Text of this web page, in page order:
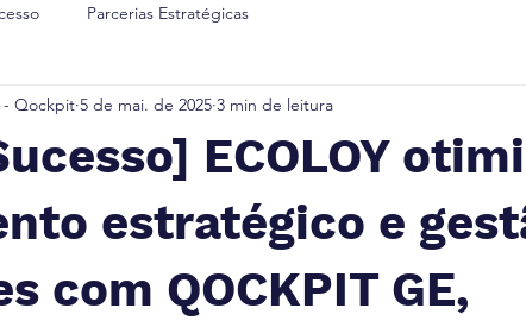
Parcerias Estratégicas
ECOLOY
estratégico e
com QOCKPIT GE,
- Qockpit 5 de mai. de 2025 3 min de leitura